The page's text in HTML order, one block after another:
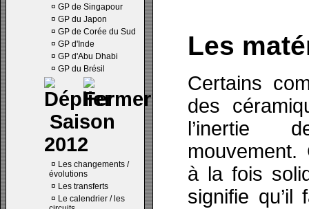
¤ GP de Singapour
¤ GP du Japon
¤ GP de Corée du Sud
¤ GP d'Inde
¤ GP d'Abu Dhabi
¤ GP du Brésil
Saison
2012
¤ Les changements /
évolutions
¤ Les transferts
¤ Le calendrier / les
Les
Certains
des
l’inertie
à la fois
signifie qu’il